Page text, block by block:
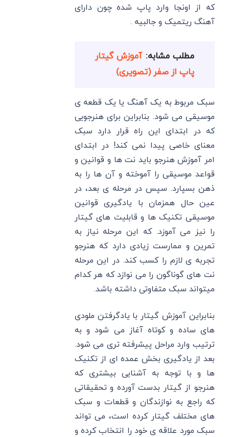
که از اونجا وارد پاپ شده چون دارای
آهنگ ریتمیک و جالبیه .
مطلب مشابه:آموزش گیتار
پاپ از صفر (تصویری)
سبک مربوط به یک آهنگ یا یک قطعه ی
موسیقی می شود. بنابراین برای هنرجویی
که در ابتدای این راه قرار دارد سبک
معنای خاصی پیدا نمی کند! در ابتدای
امر آموزش هنرجو باید نت ها و قوانین و
قواعد موسیقی را آموخته و آن ها را به
ذهن بسپارد. سپس در مرحله ی بعد، در
عین حال همزمان با یادگیری قوانین
موسیقی تکنیک ها و قابلیت های گیتار
را نیز می آموزد. که این مرحله نیاز به
تمرین و ممارست زیادی دارد که هنرجو
تجربه ی لازم را کسب کند. در این مرحله
نت های گوناگون را می نوازد که هر کدام
میتواند سبک متفاوتی داشته باشد.
بنابراین آموزش گیتار با یادگرفتن ملودی
های ساده و کوتاه آغاز می شود و به
ترتیب وارد مراحل پیشرفته تری می شود.
بعد از یادگیری بخش عمده ای از تکنیک
ها و با توجه به آشنایی بیشتری که
هنرجو از گیتار بدست آورده و تحقیقاتی
که راجع به نوازندگان و قطعات و سبک
های مختلف گیتار کرده است، می تواند
سبک مورد علاقه ی خود را انتخاب کرده و